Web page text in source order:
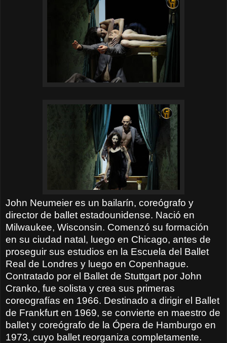
John Neumeier es un bailarín, coreógrafo y
director de ballet estadounidense. Nació en
Milwaukee, Wisconsin. Comenzó su formación
en su ciudad natal, luego en Chicago, antes de
proseguir sus estudios en la Escuela del Ballet
Real de Londres y luego en Copenhague.
Contratado por el Ballet de Stuttgart por John
Cranko, fue solista y crea sus primeras
coreografías en 1966. Destinado a dirigir el Ballet
de Frankfurt en 1969, se convierte en maestro de
ballet y coreógrafo de la Ópera de Hamburgo en
1973, cuyo ballet reorganiza completamente.